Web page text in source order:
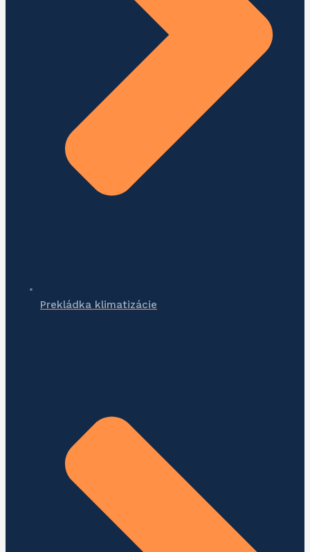
Prekládka klimatizácie